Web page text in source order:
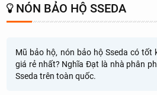
NÓN BẢO HỘ SSEDA
Mũ bảo hộ, nón bảo hộ Sseda có tốt
giá rẻ nhất? Nghĩa Đạt là nhà phân
Sseda trên toàn quốc.